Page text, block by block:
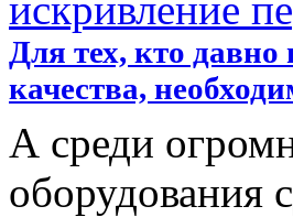
Для тех, кто
качества,
А среди
оборудования